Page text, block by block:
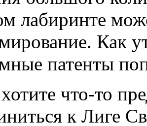
лабиринте
Как
патенты
что-то
к Лиге